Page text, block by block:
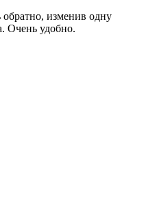
изменив одну
Очень удобно.